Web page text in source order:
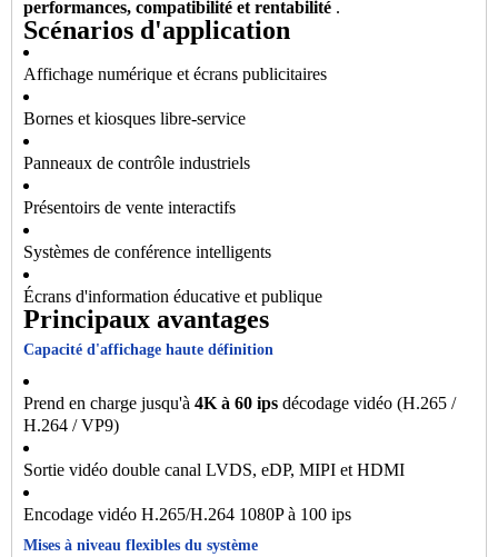
performances, compatibilité et rentabilité .
Scénarios d'application
Affichage numérique et écrans publicitaires
Bornes et kiosques libre-service
Panneaux de contrôle industriels
Présentoirs de vente interactifs
Systèmes de conférence intelligents
Écrans d'information éducative et publique
Principaux avantages
Capacité d'affichage haute définition
Prend en charge jusqu'à 4K à 60 ips décodage vidéo (H.265 /
H.264 / VP9)
Sortie vidéo double canal LVDS, eDP, MIPI et HDMI
Encodage vidéo H.265/H.264 1080P à 100 ips
Mises à niveau flexibles du système